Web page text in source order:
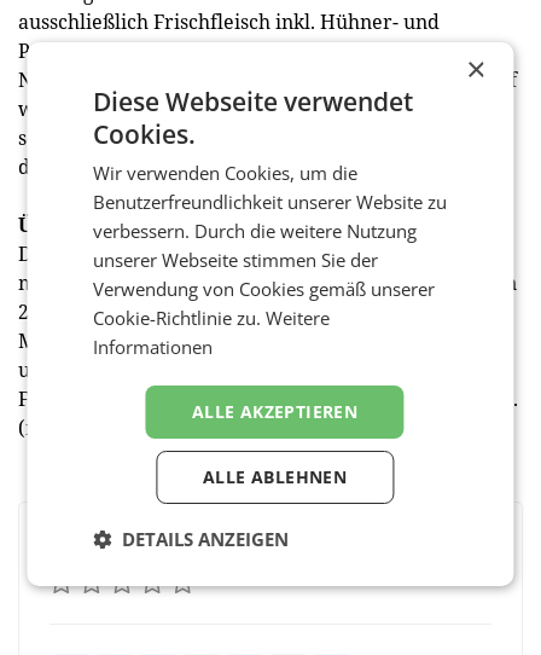
ausschließlich Frischfleisch inkl. Hühner- und
Putenfleisch in „Fair zum Tier“-Qualität oder von „Ja!
Natürlich“. Das Tierwohl-Angebot wird sukzessive auf
weitere Standorte ausgeweitet. Die Kunden haben
somit die Gewissheit, hier Produkte zu wählen, die
deutlich höhere Tierwohl-Standards erfüllen.
Über den Billa Österreich Report
Das Markt- und Meinungsforschungsinstitut
marketmind hat im Auftrag von Billa im Zeitraum von
2. bis 22. November 2021 insgesamt 3.013 Frauen und
Männer im Alter zwischen 18 und 65 Jahren zu
unterschiedlichen Themen u.a. auch zum
Fleischkonsum und zu Einkaufsgewohnheiten befragt.
(red)
BEWERTEN SIE DIESEN ARTIKEL
×
Diese Webseite verwendet
Cookies.
Wir verwenden Cookies, um die
Benutzerfreundlichkeit unserer Website zu
verbessern. Durch die weitere Nutzung
unserer Webseite stimmen Sie der
Verwendung von Cookies gemäß unserer
Cookie-Richtlinie zu.Weitere
Informationen
ALLE AKZEPTIEREN
ALLE ABLEHNEN
DETAILS ANZEIGEN